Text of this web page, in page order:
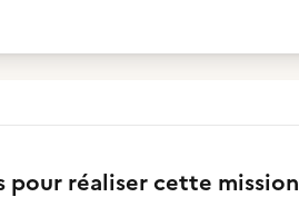
pour réaliser cette mission